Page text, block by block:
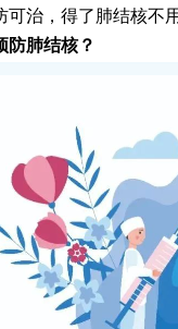
可治，得了肺结核不
防肺结核？